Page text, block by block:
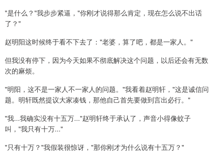
"是什么？"我步步紧逼，"你刚才说得那么肯定，现在怎么说不出话
了？"
赵明阳这时候终于看不下去了："老婆，算了吧，都是一家人。"
但我没有停下，因为今天如果不彻底解决这个问题，以后还会有无数
次的麻烦。
"明阳，这不是一家人不一家人的问题。"我看着赵明轩，"这是诚信问
题。明轩既然提议大家凑钱，那他自己首先要做到言出必行。"
"我...我确实没有十五万..."赵明轩终于承认了，声音小得像蚊子
叫，"我只有十万..."
"只有十万？"我假装很惊讶，"那你刚才为什么说有十五万？"